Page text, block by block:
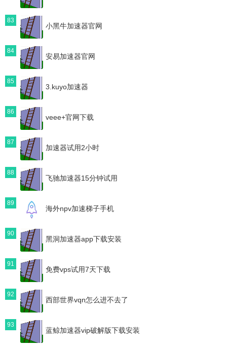
83
小黑牛加速器官网
84
安易加速器官网
85
3.kuyo加速器
86
veee+官网下载
87
加速器试用2小时
88
飞驰加速器15分钟试用
89
海外npv加速梯子手机
90
黑洞加速器app下载安装
91
免费vps试用7天下载
92
西部世界vqn怎么进不去了
93
蓝鲸加速器vip破解版下载安装